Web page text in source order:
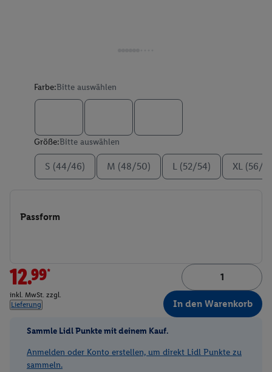
Farbe:Bitte auswählen
Größe:Bitte auswählen
S (44/46) M (48/50) L (52/54) XL (56/
Passform
12.99*
inkl. MwSt. zzgl.
Lieferung
In den Warenkorb
Sammle Lidl Punkte mit deinem Kauf.
Anmelden oder Konto erstellen, um direkt Lidl Punkte zu
sammeln.